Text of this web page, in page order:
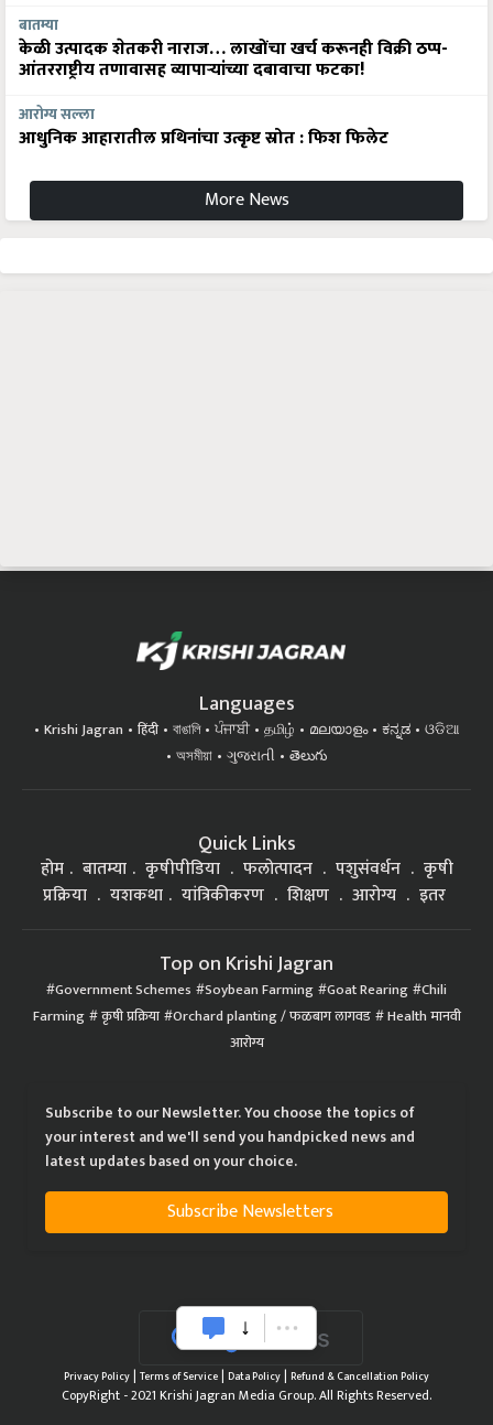
बातम्या
केळी उत्पादक शेतकरी नाराज… लाखोंचा खर्च करूनही विक्री ठप्प-
आंतरराष्ट्रीय तणावासह व्यापाऱ्यांच्या दबावाचा फटका!
आरोग्य सल्ला
आधुनिक आहारातील प्रथिनांचा उत्कृष्ट स्रोत : फिश फिलेट
More News
Languages
Krishi Jagran हिंदी বাঙালি ਪੰਜਾਬੀ தமிழ் മലയാളം ಕನ್ನಡ
ଓଡିଆ
অসমীয়া
ગુજરાતી తెలుగు
Quick Links
होम बातम्या कृषीपीडिया फलोत्पादन पशुसंवर्धन
कृषी
प्रक्रिया
यशकथा यांत्रिकीकरण शिक्षण आरोग्य इतर
Top on Krishi Jagran
Government Schemes Soybean Farming Goat Rearing Chili
Farming कृषी प्रक्रिया Orchard planting / फळबाग लागवड Health मानवी
आरोग्य
Subscribe to our Newsletter. You choose the topics of
your interest and we'll send you handpicked news and
latest updates based on your choice.
Subscribe Newsletters
Privacy Policy| Terms of Service| Data Policy| Refund & Cancellation Policy
CopyRight - 2021 Krishi Jagran Media Group. All Rights Reserved.